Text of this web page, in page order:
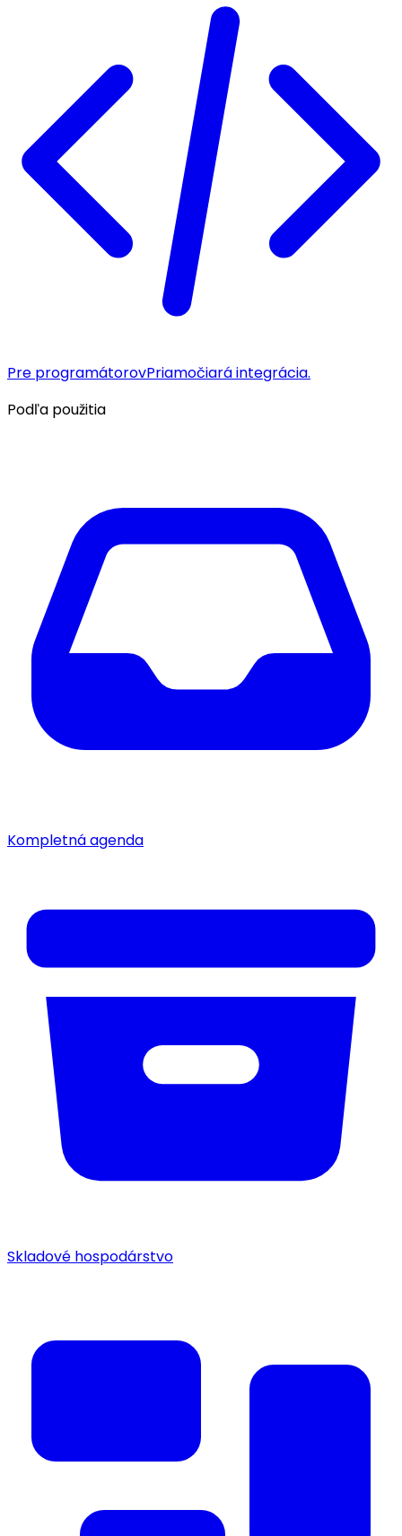
Pre programátorovPriamočiará integrácia.
Podľa použitia
Kompletná agenda
Skladové hospodárstvo